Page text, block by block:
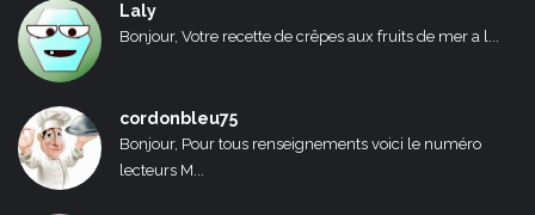
Laly
Bonjour, Votre recette de crêpes aux fruits de mer a l...
cordonbleu75
Bonjour, Pour tous renseignements voici le numéro
lecteurs M...